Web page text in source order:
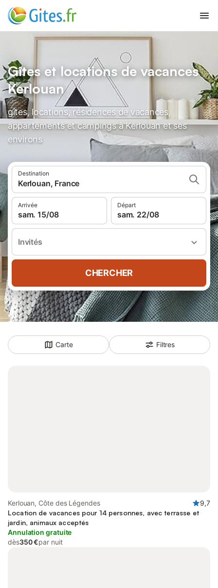
Gîtes et locations de vacances
Kerlouan
gîtes, locations, résidences de vacances,
appartements et campings à Kerlouan et ses
environs
Destination
Kerlouan, France
Arrivée
sam. 15/08
Départ
sam. 22/08
Invités
CHERCHER
Carte Filtres
Kerlouan, Côte des Légendes
9,7
Location de vacances pour 14 personnes, avec terrasse et
jardin, animaux acceptés
Annulation gratuite
dès350 €par nuit